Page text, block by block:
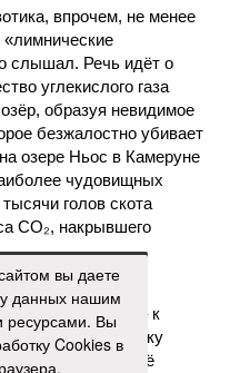
впрочем, не менее
«лимнические
слышал. Речь идёт о
углекислого газа
образуя невидимое
безжалостно убивает
озере Ньос в Камеруне
чудовищных
голов скота
CO₂, накрывшего
чем все эти
А именно – к
упадку
с последующим её
вы даете
данных нашим
ресурсами. Вы
Cookies в